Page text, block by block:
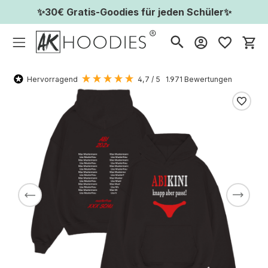
✨30€ Gratis-Goodies für jeden Schüler✨
Hervorragend 4,7 / 5 1.971 Bewertungen